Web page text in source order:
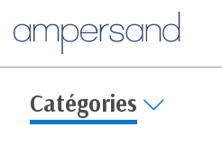
Catégories